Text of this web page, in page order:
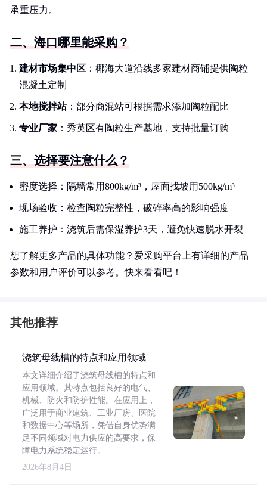
承重压力。
二、海口哪里能采购？
建材市场集中区 ：椰海大道沿线多家建材商铺提供陶粒
混凝土定制
本地搅拌站：部分商混站可根据需求添加陶粒配比
专业厂家 ：秀英区有陶粒生产基地，支持批量订购
三、选择要注意什么？
密度选择：隔墙常用800kg/m³，屋面找坡用500kg/m³
现场验收：检查陶粒完整性，破碎率高的影响强度
施工养护：浇筑后需保湿养护3天，避免快速脱水开裂
想了解更多产品的具体功能？爱采购平台上有详细的产品
参数和用户评价可以参考。快来看看吧！
其他推荐
浇筑母线槽的特点和应用领域
本文详细介绍了浇筑母线槽的特点和
应用领域。其特点包括良好的电气、
机械、防火和防护性能。在应用上，
广泛用于商业建筑、工业厂房、医院
和数据中心等场所，凭借自身优势满
足不同领域对电力供应的高要求，保
障电力系统稳定运行。
2026年8月4日